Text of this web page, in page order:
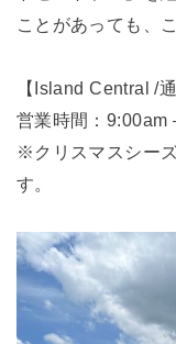
ことがあっても、
【Island Central /
営業時間：9:00am
※クリスマスシー
す。